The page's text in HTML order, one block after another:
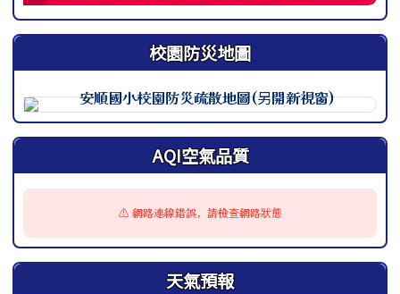
校園防災地圖
此圖為安順國小校園防災地圖（地震），呈現校園整體配
AQI空氣品質
⚠️ 網路連線錯誤，請檢查網路狀態
天氣預報